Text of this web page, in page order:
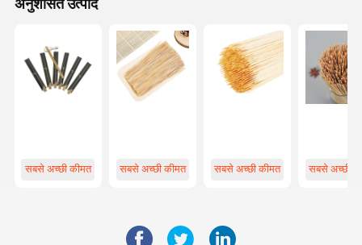
अनुशंसित उत्पाद
सबसे अच्छी कीमत सबसे अच्छी कीमत सबसे अच्छी कीमत सबसे अच्छी